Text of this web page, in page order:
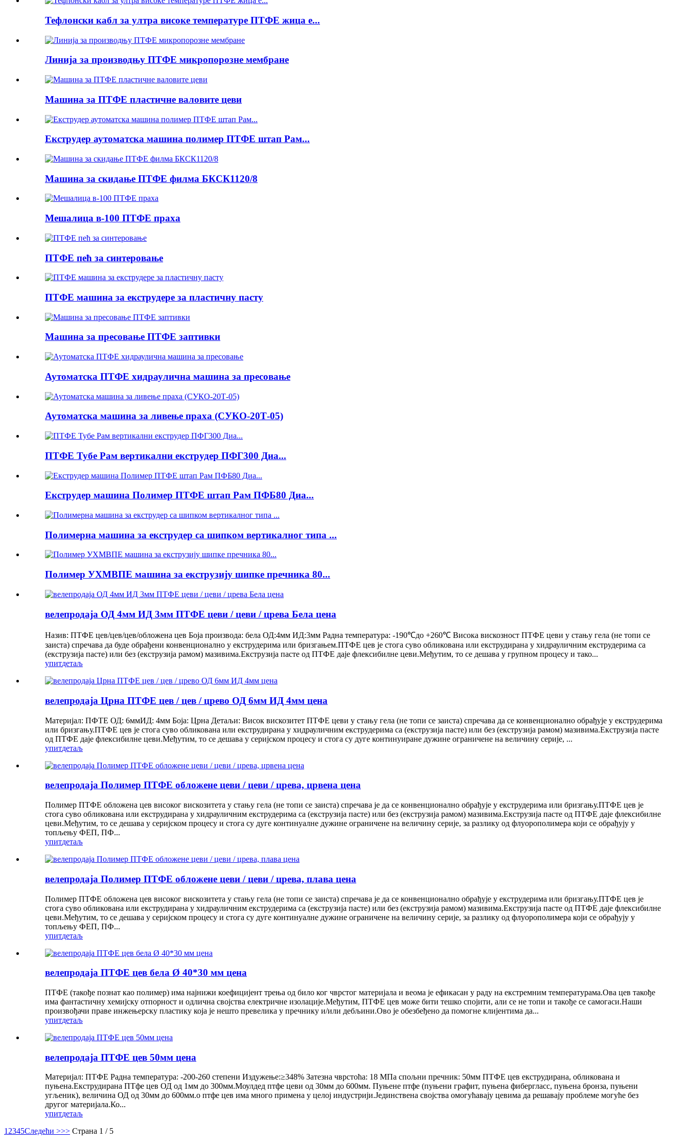
Тефлонски кабл за ултра високе температуре ПТФЕ жица е...
Линија за производњу ПТФЕ микропорозне мембране
Машина за ПТФЕ пластичне валовите цеви
Екструдер аутоматска машина полимер ПТФЕ штап Рам...
Машина за скидање ПТФЕ филма БКСК1120/8
Мешалица в-100 ПТФЕ праха
ПТФЕ пећ за синтеровање
ПТФЕ машина за екструдере за пластичну пасту
Машина за пресовање ПТФЕ заптивки
Аутоматска ПТФЕ хидраулична машина за пресовање
Аутоматска машина за ливење праха (СУКО-20Т-05)
ПТФЕ Тубе Рам вертикални екструдер ПФГ300 Диа...
Екструдер машина Полимер ПТФЕ штап Рам ПФБ80 Диа...
Полимерна машина за екструдер са шипком вертикалног типа ...
Полимер УХМВПЕ машина за екструзију шипке пречника 80...
велепродаја ОД 4мм ИД 3мм ПТФЕ цеви / цеви / црева Бела цена
Назив: ПТФЕ цев/цев/цев/обложена цев Боја производа: бела ОД:4мм ИД:3мм Радна температура: -190℃до +260℃ Висока вискозност ПТФЕ цеви у стању гела (не топи се
заиста) спречава да буде обрађени конвенционално у екструдерима или бризгањем.ПТФЕ цев је стога суво обликована или екструдирана у хидрауличним екструдерима са
(екструзија пасте) или без (екструзија рамом) мазивима.Екструзија пасте од ПТФЕ даје флексибилне цеви.Међутим, то се дешава у групном процесу и тако...
упитдетаљ
велепродаја Црна ПТФЕ цев / цев / црево ОД 6мм ИД 4мм цена
Материјал: ПФТЕ ОД: 6ммИД: 4мм Боја: Црна Детаљи: Висок вискозитет ПТФЕ цеви у стању гела (не топи се заиста) спречава да се конвенционално обрађује у екструдерима
или бризгању.ПТФЕ цев је стога суво обликована или екструдирана у хидрауличним екструдерима са (екструзија пасте) или без (екструзија рамом) мазивима.Екструзија пасте
од ПТФЕ даје флексибилне цеви.Међутим, то се дешава у серијском процесу и стога су дуге континуиране дужине ограничене на величину серије, ...
упитдетаљ
велепродаја Полимер ПТФЕ обложене цеви / цеви / црева, црвена цена
Полимер ПТФЕ обложена цев високог вискозитета у стању гела (не топи се заиста) спречава је да се конвенционално обрађује у екструдерима или бризгању.ПТФЕ цев је
стога суво обликована или екструдирана у хидрауличним екструдерима са (екструзија пасте) или без (екструзија рамом) мазивима.Екструзија пасте од ПТФЕ даје флексибилне
цеви.Међутим, то се дешава у серијском процесу и стога су дуге континуалне дужине ограничене на величину серије, за разлику од флуорополимера који се обрађују у
топљењу ФЕП, ПФ...
упитдетаљ
велепродаја Полимер ПТФЕ обложене цеви / цеви / црева, плава цена
Полимер ПТФЕ обложена цев високог вискозитета у стању гела (не топи се заиста) спречава је да се конвенционално обрађује у екструдерима или бризгању.ПТФЕ цев је
стога суво обликована или екструдирана у хидрауличним екструдерима са (екструзија пасте) или без (екструзија рамом) мазивима.Екструзија пасте од ПТФЕ даје флексибилне
цеви.Међутим, то се дешава у серијском процесу и стога су дуге континуалне дужине ограничене на величину серије, за разлику од флуорополимера који се обрађују у
топљењу ФЕП, ПФ...
упитдетаљ
велепродаја ПТФЕ цев бела Ø 40*30 мм цена
ПТФЕ (такође познат као полимер) има најнижи коефицијент трења од било ког чврстог материјала и веома је ефикасан у раду на екстремним температурама.Ова цев такође
има фантастичну хемијску отпорност и одлична својства електричне изолације.Међутим, ПТФЕ цев може бити тешко спојити, али се не топи и такође се самогаси.Наши
произвођачи праве инжењерску пластику која је нешто превелика у пречнику и/или дебљини.Ово је обезбеђено да помогне клијентима да...
упитдетаљ
велепродаја ПТФЕ цев 50мм цена
Материјал: ПТФЕ Радна температура: -200-260 степени Издужење:≥348% Затезна чврстоћа: 18 МПа спољни пречник: 50мм ПТФЕ цев екструдирана, обликована и
пуњена.Екструдирана ПТфе цев ОД од 1мм до 300мм.Моулдед птфе цеви од 30мм до 600мм. Пуњене птфе (пуњени графит, пуњена фибергласс, пуњена бронза, пуњени
угљеник), величина ОД од 30мм до 600мм.о птфе цев има много примена у целој индустрији.Јединствена својства омогућавају цевима да решавају проблеме могуће без
другог материјала.Ко...
упитдетаљ
12345Следећи >>> Страна 1 / 5